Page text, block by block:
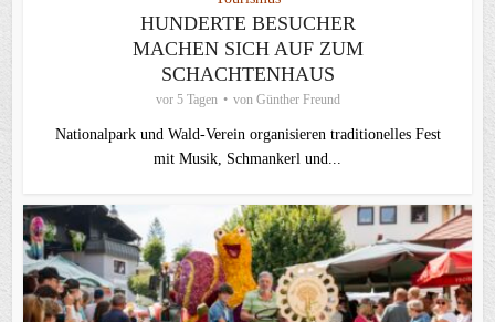
HUNDERTE BESUCHER
MACHEN SICH AUF ZUM
SCHACHTENHAUS
vor 5 Tagen von Günther Freund
Nationalpark und Wald-Verein organisieren traditionelles Fest
mit Musik, Schmankerl und...